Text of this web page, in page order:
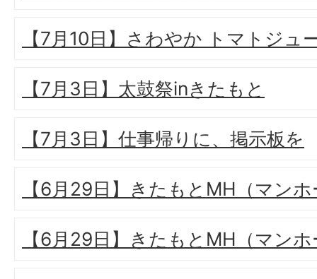
【7月10日】さわやか トマトジュ
【7月3日】太鼓祭inきたもと
【7月3日】仕事帰りに、掲示板を
【6月29日】きたもとMH（マン
【6月29日】きたもとMH（マン